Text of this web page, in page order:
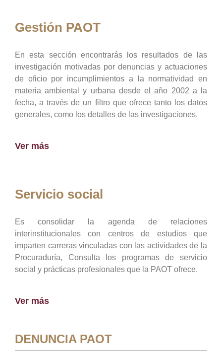
Gestión PAOT
En esta sección encontrarás los resultados de las
investigación motivadas por denuncias y actuaciones
de oficio por incumplimientos a la normatividad en
materia ambiental y urbana desde el año 2002 a la
fecha, a través de un filtro que ofrece tanto los datos
generales, como los detalles de las investigaciones.
Ver más
Servicio social
Es consolidar la agenda de relaciones
interinstitucionales con centros de estudios que
imparten carreras vinculadas con las actividades de la
Procuraduría, Consulta los programas de servicio
social y prácticas profesionales que la PAOT ofrece.
Ver más
DENUNCIA PAOT